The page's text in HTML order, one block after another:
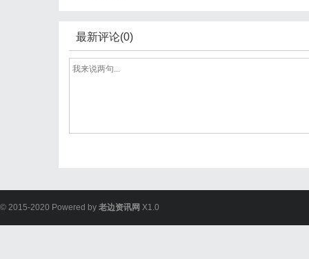
最新评论(0)
© 2015-2020 Powered by 老边资讯网 X1.0